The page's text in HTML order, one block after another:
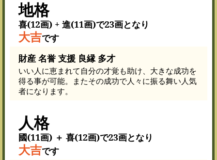
地格
喜(12画) + 進(11画)で23画となり
大吉です
財産 名誉 支援 良縁 多才
いい人に恵まれて自分の才覚も助け、大きな成功を
得る事が可能。またその成功で人々に振る舞い人気
者になります。
人格
國(11画) ＋ 喜(12画)で23画となり
大吉です